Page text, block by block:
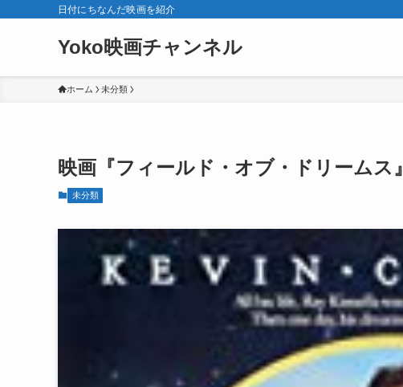
日付にちなんだ映画を紹介
Yoko映画チャンネル
ホーム 未分類
映画『フィールド・オブ・ドリーム
未分類